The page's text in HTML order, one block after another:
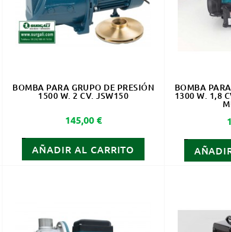
BOMBA PARA GRUPO DE PRESIÓN
1500 W. 2 CV. JSW150
Precio
145,00 €
AÑADIR AL CARRITO
BOMBA
1300 W. 1,8